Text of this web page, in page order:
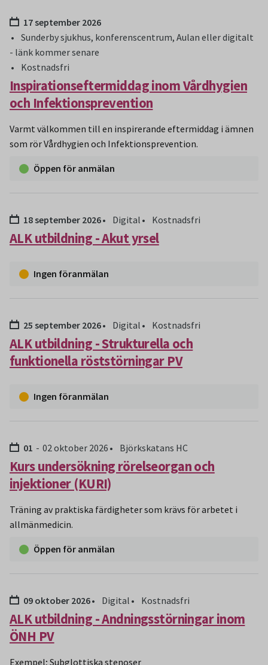
Inspirationseftermiddag inom Vårdhygien
och Infektionsprevention
Datum:17 september 2026
Sunderby sjukhus, konferenscentrum, Aulan eller digitalt
- länk kommer senare
Kostnadsfri
Varmt välkommen till en inspirerande eftermiddag i ämnen
som rör Vårdhygien och Infektionsprevention.
Öppen för anmälan
ALK utbildning - Akut yrsel
Datum:18 september 2026 Digital Kostnadsfri
Ingen föranmälan
ALK utbildning - Strukturella och
funktionella röststörningar PV
Datum:25 september 2026 Digital Kostnadsfri
Ingen föranmälan
Kurs undersökning rörelseorgan och
injektioner (KURI)
Datum:
01 t.o.m:
02 oktober 2026 Björkskatans HC
Träning av praktiska färdigheter som krävs för arbetet i
allmänmedicin.
Öppen för anmälan
ALK utbildning - Andningsstörningar inom
ÖNH PV
Datum:09 oktober 2026 Digital Kostnadsfri
Exempel; Subglottiska stenoser